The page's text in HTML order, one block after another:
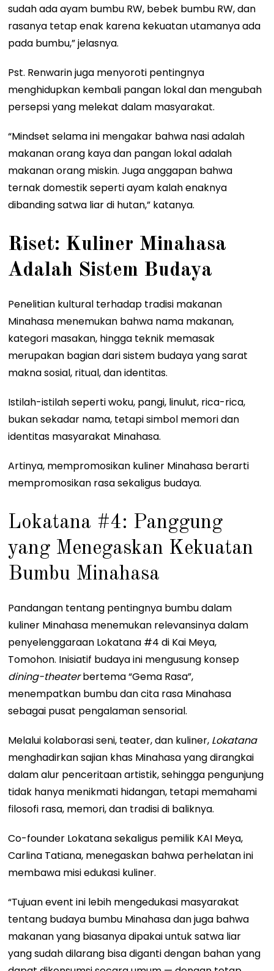
sudah ada ayam bumbu RW, bebek bumbu RW, dan
rasanya tetap enak karena kekuatan utamanya ada
pada bumbu,” jelasnya.
Pst. Renwarin juga menyoroti pentingnya
menghidupkan kembali pangan lokal dan mengubah
persepsi yang melekat dalam masyarakat.
“Mindset selama ini mengakar bahwa nasi adalah
makanan orang kaya dan pangan lokal adalah
makanan orang miskin. Juga anggapan bahwa
ternak domestik seperti ayam kalah enaknya
dibanding satwa liar di hutan,” katanya.
Riset: Kuliner Minahasa
Adalah Sistem Budaya
Penelitian kultural terhadap tradisi makanan
Minahasa menemukan bahwa nama makanan,
kategori masakan, hingga teknik memasak
merupakan bagian dari sistem budaya yang sarat
makna sosial, ritual, dan identitas.
Istilah-istilah seperti woku, pangi, linulut, rica-rica,
bukan sekadar nama, tetapi simbol memori dan
identitas masyarakat Minahasa.
Artinya, mempromosikan kuliner Minahasa berarti
mempromosikan rasa sekaligus budaya.
Lokatana #4: Panggung
yang Menegaskan Kekuatan
Bumbu Minahasa
Pandangan tentang pentingnya bumbu dalam
kuliner Minahasa menemukan relevansinya dalam
penyelenggaraan Lokatana #4 di Kai Meya,
Tomohon. Inisiatif budaya ini mengusung konsep
dining-theaterbertema “Gema Rasa”,
menempatkan bumbu dan cita rasa Minahasa
sebagai pusat pengalaman sensorial.
Melalui kolaborasi seni, teater, dan kuliner, Lokatana
menghadirkan sajian khas Minahasa yang dirangkai
dalam alur penceritaan artistik, sehingga pengunjung
tidak hanya menikmati hidangan, tetapi memahami
filosofi rasa, memori, dan tradisi di baliknya.
Co-founder Lokatana sekaligus pemilik KAI Meya,
Carlina Tatiana, menegaskan bahwa perhelatan ini
membawa misi edukasi kuliner.
“Tujuan event ini lebih mengedukasi masyarakat
tentang budaya bumbu Minahasa dan juga bahwa
makanan yang biasanya dipakai untuk satwa liar
yang sudah dilarang bisa diganti dengan bahan yang